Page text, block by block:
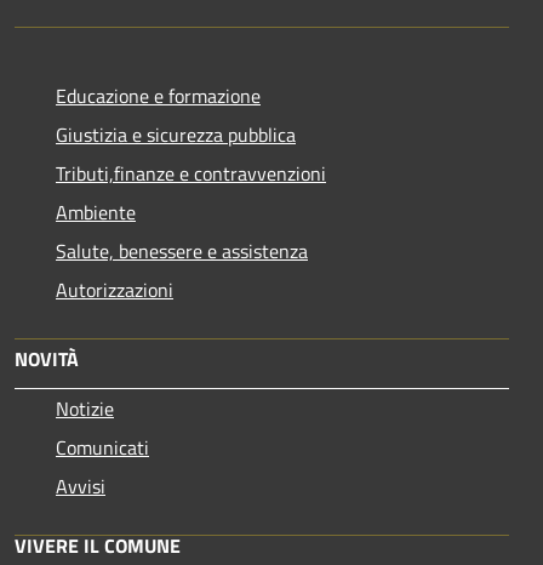
Educazione e formazione
Giustizia e sicurezza pubblica
Tributi,finanze e contravvenzioni
Ambiente
Salute, benessere e assistenza
Autorizzazioni
NOVITÀ
Notizie
Comunicati
Avvisi
VIVERE IL COMUNE